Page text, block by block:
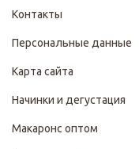
Контакты
Персональные данные
Карта сайта
Начинки и дегустация
Макаронс оптом